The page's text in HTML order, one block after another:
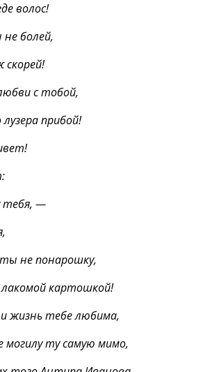
волос!
болей,
скорей!
с тобой,
прибой!
тебя, —
не понарошку,
картошкой!
жизнь тебе любима,
могилу ту самую мимо,